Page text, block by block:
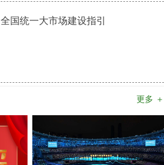
全国统一大市场建设指引
更多 ＋